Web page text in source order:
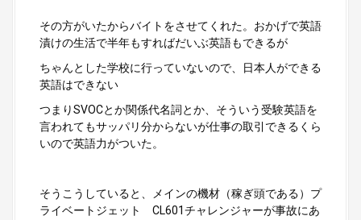
その方がいたからバイトをさせてくれた。おかげで英語
漬けの生活で半年もすればだいぶ英語もできるが
ちゃんとした学校に行っていないので、日本人ができる
英語はできない
つまりSVOCとか関係代名詞とか、そういう受験英語を
言われてもサッパリ分からないが仕事の取引できるくら
いので英語力がついた。
そうこうしていると、メインの機材（稼ぎ頭である）プ
ライベートジェット CL601チャレンジャーが事故にあ